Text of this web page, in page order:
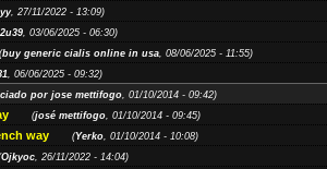
, 27/11/2022 - 13:09)
, 03/06/2025 - 06:30)
(buy generic cialis online in usa, 08/06/2025 - 11:55)
, 06/06/2025 - 09:32)
por jose mettifogo, 01/10/2014 - 09:42)
(josé mettifogo, 01/10/2014 - 09:45)
way (Yerko, 01/10/2014 - 10:08)
Ojkyoc, 26/11/2022 - 14:04)